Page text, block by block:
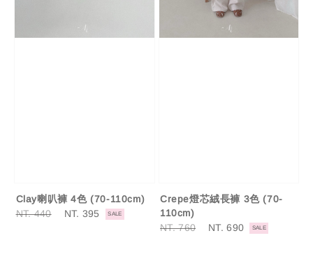
Clay喇叭褲 4色 (70-110cm)
Regular
NT. 440
Sale
NT. 395 SALE
Crepe燈芯絨長褲 3色 (70-
110cm)
Regular
NT. 760
Sale
NT. 690 SALE